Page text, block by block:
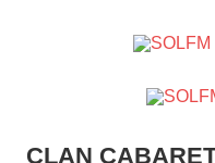
Crevillente, Radio
CLAN